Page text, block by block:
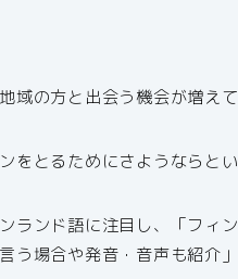
域の方と出会う機会が増え
をとるためにさようならと
ランド語に注目し、「フィ
う場合や発音・音声も紹介